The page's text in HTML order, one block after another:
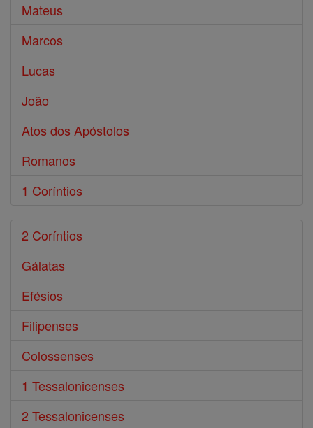
Mateus
Marcos
Lucas
João
Atos dos Apóstolos
Romanos
1 Coríntios
2 Coríntios
Gálatas
Efésios
Filipenses
Colossenses
1 Tessalonicenses
2 Tessalonicenses